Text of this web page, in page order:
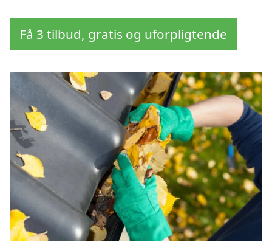
Få 3 tilbud, gratis og uforpligtende